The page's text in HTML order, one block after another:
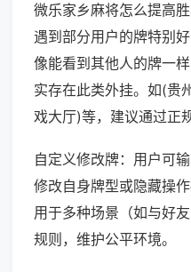
微乐家乡麻将怎么提高
遇到部分用户的牌特别
像能看到其他人的牌一
实存在此类外挂。如(贵
戏大厅)等，建议通过正
自定义修改牌：用户可
修改自身牌型或隐藏操
用于多种场景（如与好
规则，维护公平环境。